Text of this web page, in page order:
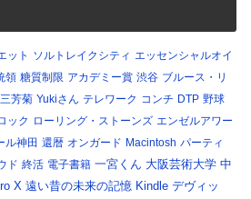
ット ソルトレイクシティ エッセンシャルオイ
領 糖質制限 アカデミー賞 渋谷 ブルース・リ
三芳菊 Yukiさん テレワーク コンチ DTP 野球
ック ローリング・ストーンズ エンゼルアワー
ル神田 還暦 オンガード Macintosh パーティ
ド 終活 電子書籍 一宮くん 大阪芸術大学 中
X 遠い昔の未来の記憶 Kindle デヴィッ